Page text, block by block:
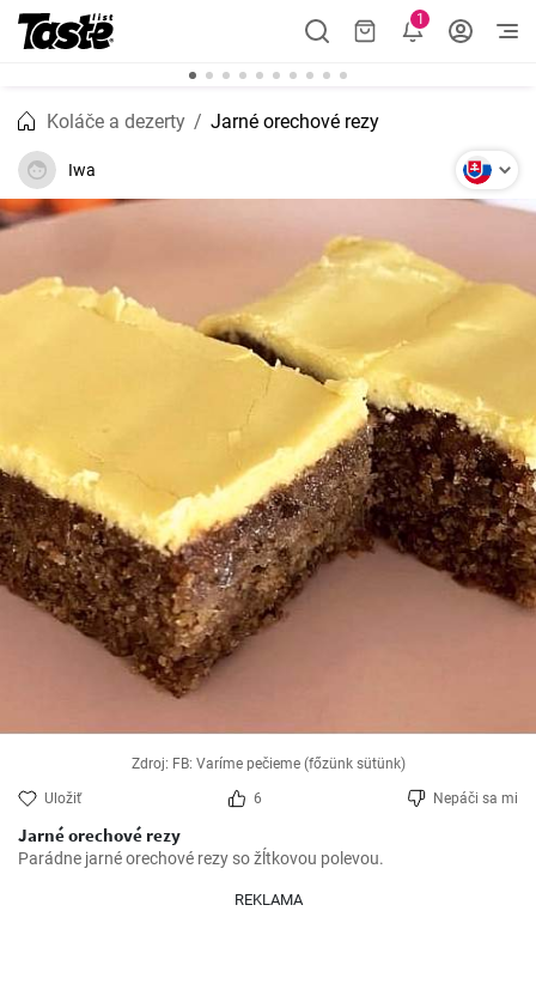
1
Koláče a dezerty Jarné orechové rezy
Iwa
Zdroj: FB: Varíme pečieme (főzünk sütünk)
Uložiť 6 Nepáči sa mi
Jarné orechové rezy
Parádne jarné orechové rezy so žĺtkovou polevou.
REKLAMA